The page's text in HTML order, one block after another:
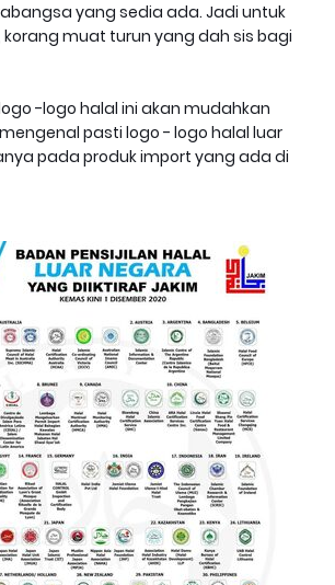
yang sedia ada. Jadi untuk
korang muat turun yang dah sis bagi
-logo halal ini akan mudahkan
pasti logo - logo halal luar
pada produk import yang ada di